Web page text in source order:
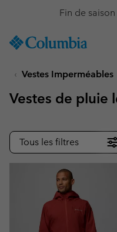
TO
SKIP
MAIN
SKIP
TO
SEARCH
Remise
Vestes Imperméables
Vestes de pluie
Tous les filtres